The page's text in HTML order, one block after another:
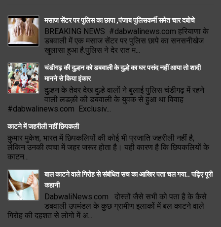
मसाज सेंटर पर पुलिस का छापा ,पंजाब पुलिसकर्मी समेत चार दबोचे
BREAKING NEWS #dabwalinews.com हरियाणा के
डबवाली में एक मसाज सेंटर पर पुलिस छापे का सनसनीखेज
खुलासा हुआ है.पुलिस ने देर रात म...
चंडीगढ़ की दुल्हन को डबवाली के दुल्हे का घर पसंद नहीं आया तो शादी
मानने से किया इंकार
दुल्हन के तेवर देख दुल्हे वालों ने बुलाई पुलिस चंडीगढ़ में रहने
वाली लडक़ी की डबवाली के युवक से हुआ था विवाह
#dabwalinews.com Exclusiv...
काटने में जहरीली नहीं छिपकली
कुमार मुकेश, भारत में छिपकलियों की कोई भी प्रजाति जहरीली नहीं है,
लेकिन उनकी त्वचा में जहर जरूर होता है। यही कारण है कि छिपकलियों के
काटन...
बाल काटने वाले गिरोह से संबंधित सच का आखिर पता चल गया.. पढ़िए पूरी
कहानी
DabwaliNews.com दोस्तों जैसे सभी को पता है के कैसे
डबवाली उपमंडल के कुछ ग्रामीण इलाकों में बल काटने वाले
गिरोह की दहशत से लोगो में अ...